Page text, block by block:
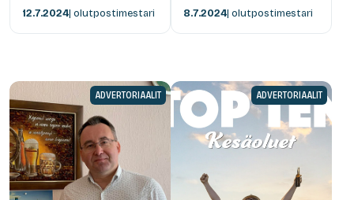
12.7.2024| olutpostimestari 8.7.2024| olutpostimestari
ADVERTORIAALIT ADVERTORIAALIT